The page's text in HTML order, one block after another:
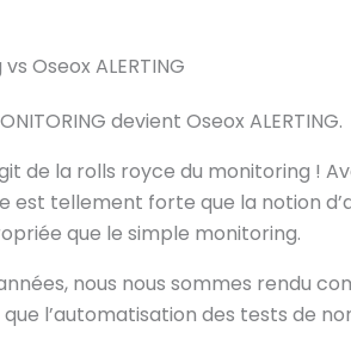
Oseox ALERTING
devient Oseox ALERTING.
de la rolls royce du monitoring !
est tellement forte que la notion
que le simple monitoring.
nous nous sommes rendu
l’automatisation des tests de